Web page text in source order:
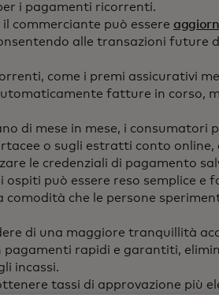
i pagamenti ricorrenti.
commerciante può essere
alle transazioni future
come i premi assicurativi
fatture in corso,
di mese in mese, i consumatori
o sugli estratti conto
le credenziali di pagamento
ospiti può essere reso semplice e
comodità che le persone
di una maggiore tranquillità
pagamenti rapidi e garantiti,
incassi.
tassi di approvazione più